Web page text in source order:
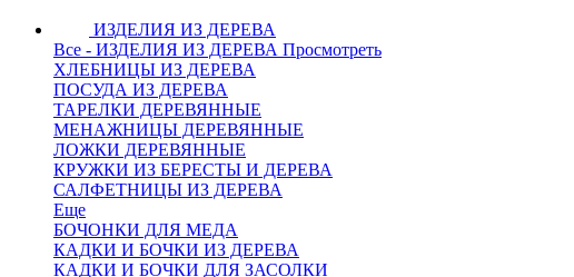
ИЗДЕЛИЯ ИЗ ДЕРЕВА
Все - ИЗДЕЛИЯ ИЗ ДЕРЕВА Просмотреть
ХЛЕБНИЦЫ ИЗ ДЕРЕВА
ПОСУДА ИЗ ДЕРЕВА
ТАРЕЛКИ ДЕРЕВЯННЫЕ
МЕНАЖНИЦЫ ДЕРЕВЯННЫЕ
ЛОЖКИ ДЕРЕВЯННЫЕ
КРУЖКИ ИЗ БЕРЕСТЫ И ДЕРЕВА
САЛФЕТНИЦЫ ИЗ ДЕРЕВА
Еще
БОЧОНКИ ДЛЯ МЕДА
КАДКИ И БОЧКИ ИЗ ДЕРЕВА
КАДКИ И БОЧКИ ДЛЯ ЗАСОЛКИ